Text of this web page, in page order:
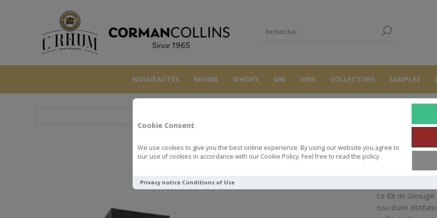
Cookie Consent
We use cookies to give you the best online experience. By using our website you agree to
our use of cookies in accordance with our Cookie Policy. Feel free to read the policy.
Privacy notice Conditions of Use
NOUVEAUTÉS RHUMS WHISKY GIN VINS COLLECTORS SAMPLES
GLENUGIE DUNCAN TAYLOR 1981 22Y
Ce fût de
Issu d'une